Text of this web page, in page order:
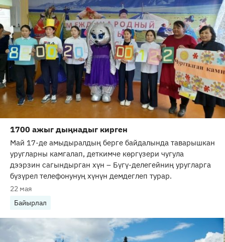
1700 ажыг дыңнадыг кирген
Май 17-де амыдыралдың берге байдалында таварышкан
уругларны камгалап, деткимче көргүзери чугула
дээрзин сагындырган хүн – Бүгү-делегейниң уругларга
бүзүрел телефонунуң хүнүн демдеглеп турар.
22 мая
Байырлал